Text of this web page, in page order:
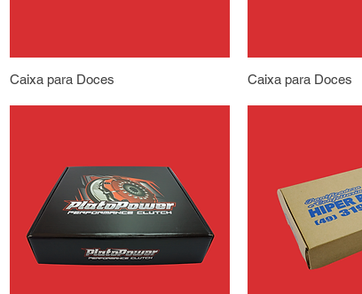
Caixa para Doces Caixa para Doces